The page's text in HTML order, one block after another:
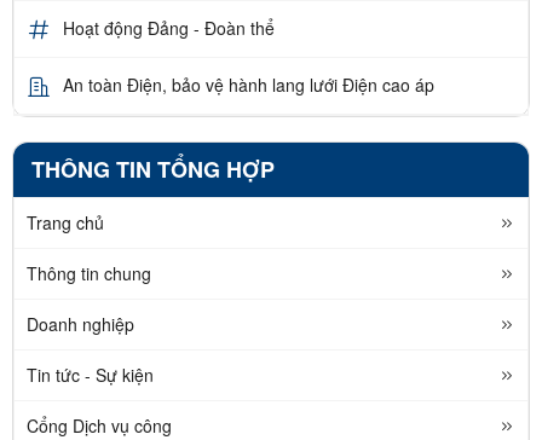
Hoạt động Đảng - Đoàn thể
An toàn Điện, bảo vệ hành lang lưới Điện cao áp
THÔNG TIN TỔNG HỢP
Trang chủ
Thông tin chung
Doanh nghiệp
Tin tức - Sự kiện
Cổng Dịch vụ công